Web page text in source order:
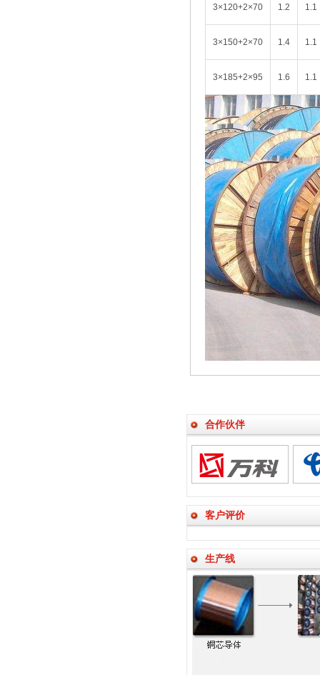
3×120+2×70 1.2 1.1
3×150+2×70 1.4 1.1
3×185+2×95 1.6 1.1
合作伙伴
客户评价
生产线